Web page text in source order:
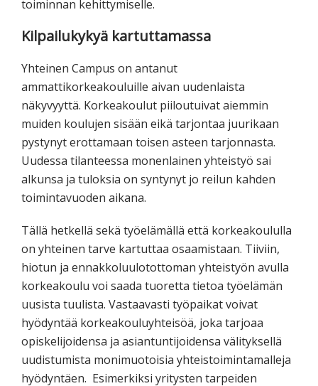
toiminnan kehittymiselle.
Kilpailukykyä kartuttamassa
Yhteinen Campus on antanut
ammattikorkeakouluille aivan uudenlaista
näkyvyyttä. Korkeakoulut piiloutuivat aiemmin
muiden koulujen sisään eikä tarjontaa juurikaan
pystynyt erottamaan toisen asteen tarjonnasta.
Uudessa tilanteessa monenlainen yhteistyö sai
alkunsa ja tuloksia on syntynyt jo reilun kahden
toimintavuoden aikana.
Tällä hetkellä sekä työelämällä että korkeakoululla
on yhteinen tarve kartuttaa osaamistaan. Tiiviin,
hiotun ja ennakkoluulotottoman yhteistyön avulla
korkeakoulu voi saada tuoretta tietoa työelämän
uusista tuulista. Vastaavasti työpaikat voivat
hyödyntää korkeakouluyhteisöä, joka tarjoaa
opiskelijoidensa ja asiantuntijoidensa välityksellä
uudistumista monimuotoisia yhteistoimintamalleja
hyödyntäen. Esimerkiksi yritysten tarpeiden